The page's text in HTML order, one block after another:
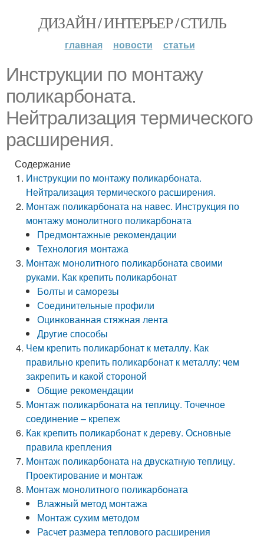
ДИЗАЙН / ИНТЕРЬЕР / СТИЛЬ
главная новости статьи
Инструкции по монтажу
поликарбоната.
Нейтрализация термического
расширения.
Содержание
Инструкции по монтажу поликарбоната.
Нейтрализация термического расширения.
Монтаж поликарбоната на навес. Инструкция по
монтажу монолитного поликарбоната
Предмонтажные рекомендации
Технология монтажа
Монтаж монолитного поликарбоната своими
руками. Как крепить поликарбонат
Болты и саморезы
Соединительные профили
Оцинкованная стяжная лента
Другие способы
Чем крепить поликарбонат к металлу. Как
правильно крепить поликарбонат к металлу: чем
закрепить и какой стороной
Общие рекомендации
Монтаж поликарбоната на теплицу. Точечное
соединение – крепеж
Как крепить поликарбонат к дереву. Основные
правила крепления
Монтаж поликарбоната на двускатную теплицу.
Проектирование и монтаж
Монтаж монолитного поликарбоната
Влажный метод монтажа
Монтаж сухим методом
Расчет размера теплового расширения